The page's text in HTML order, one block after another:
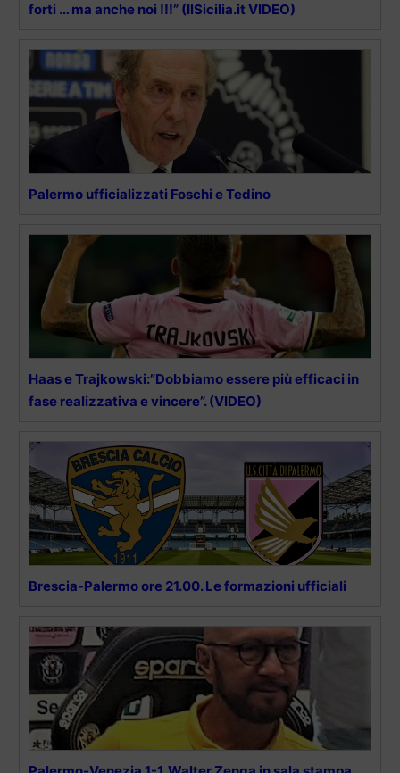
forti … ma anche noi !!!” (IlSicilia.it VIDEO)
Palermo ufficializzati Foschi e Tedino
Haas e Trajkowski:”Dobbiamo essere più efficaci in
fase realizzativa e vincere”. (VIDEO)
Brescia-Palermo ore 21.00. Le formazioni ufficiali